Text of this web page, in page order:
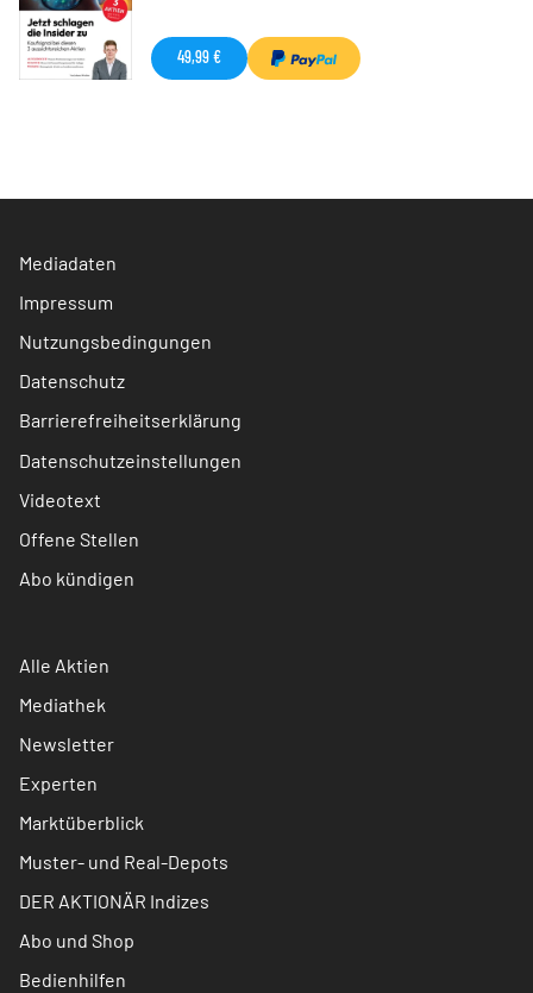
49,99 €
Mediadaten
Impressum
Nutzungsbedingungen
Datenschutz
Barrierefreiheitserklärung
Datenschutzeinstellungen
Videotext
Offene Stellen
Abo kündigen
Alle Aktien
Mediathek
Newsletter
Experten
Marktüberblick
Muster- und Real-Depots
DER AKTIONÄR Indizes
Abo und Shop
Bedienhilfen